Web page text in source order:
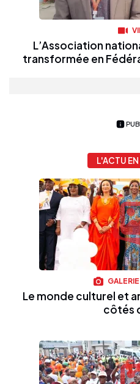
L’Association
transformée en
L'ACTU
Le monde culturel et
côtés